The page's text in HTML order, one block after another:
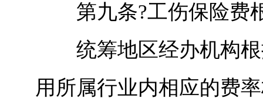
第九条?工伤保险费根
统筹地区经办机构根
用所属行业内相应的费